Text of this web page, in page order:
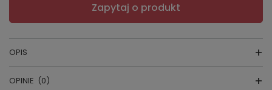
Zapytaj o produkt
OPIS
OPINIE (0)